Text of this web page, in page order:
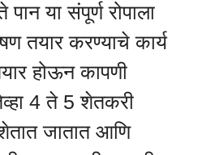
या संपूर्ण रोपाला
तयार करण्याचे कार्य
होऊन कापणी
4 ते 5 शेतकरी
शेतात जातात आणि